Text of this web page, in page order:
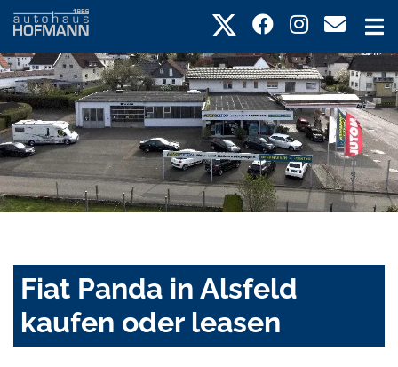
Fiat Panda in Alsfeld
kaufen oder leasen